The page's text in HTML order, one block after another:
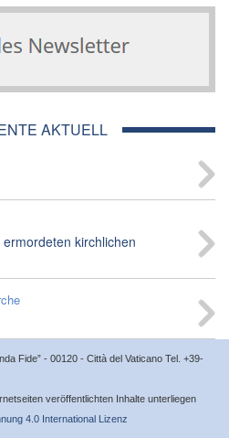
AKTUELL
kirchlichen
Fide” - 00120 - Città del Vaticano Tel. +39-
veröffentlichten Inhalte unterliegen
4.0 International Lizenz